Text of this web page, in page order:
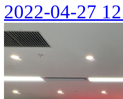
2022-04-27